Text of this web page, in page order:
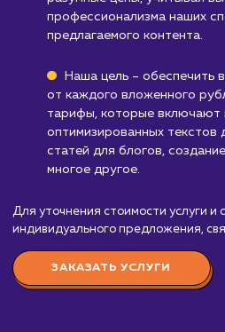
интернете, SEO-
важен.
Бизнесам без
еще не включили
маркетинговую
копирайтинг может